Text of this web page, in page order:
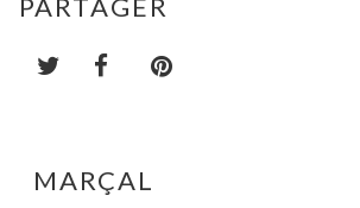
PARTAGER
MARÇAL